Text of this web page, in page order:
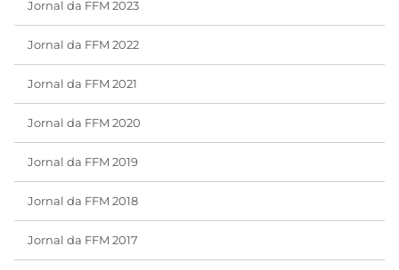
Jornal da FFM 2023
Jornal da FFM 2022
Jornal da FFM 2021
Jornal da FFM 2020
Jornal da FFM 2019
Jornal da FFM 2018
Jornal da FFM 2017